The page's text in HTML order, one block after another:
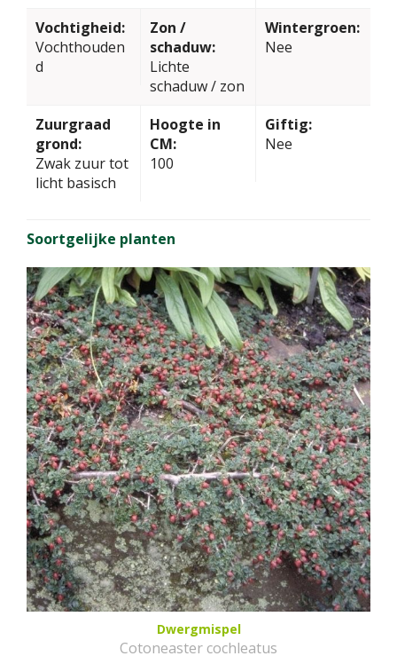
Vochtigheid:
Vochthouden
d
Zon /
schaduw:
Lichte
schaduw / zon
Wintergroen:
Nee
Zuurgraad
grond:
Zwak zuur tot
licht basisch
Hoogte in
CM:
100
Giftig:
Nee
Soortgelijke planten
Dwergmispel
Cotoneaster cochleatus